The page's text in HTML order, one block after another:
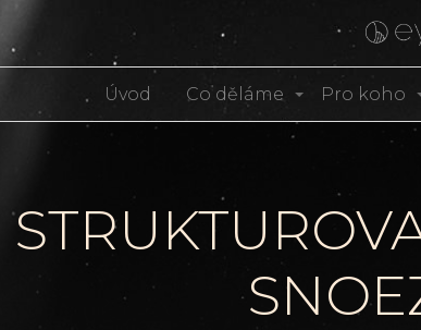
Úvod Co děláme Pro koho